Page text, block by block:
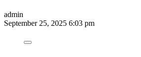
admin
September 25, 2025 6:03 pm